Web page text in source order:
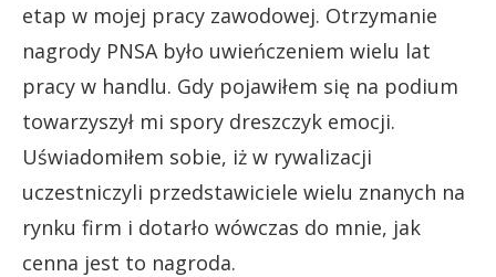
etap w mojej pracy zawodowej. Otrzymanie
nagrody PNSA było uwieńczeniem wielu lat
pracy w handlu. Gdy pojawiłem się na podium
towarzyszył mi spory dreszczyk emocji.
Uświadomiłem sobie, iż w rywalizacji
uczestniczyli przedstawiciele wielu znanych na
rynku firm i dotarło wówczas do mnie, jak
cenna jest to nagroda.